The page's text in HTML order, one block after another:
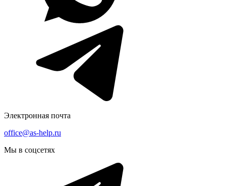
Электронная почта
office@as-help.ru
Мы в соцсетях